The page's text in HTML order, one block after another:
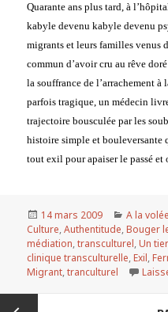
Quarante ans plus tard, à
kabyle devenu kabyle devenu
migrants et leurs familles venus
commun d’avoir cru au rêve
la souffrance de l’arrachement
parfois tragique, un médecin
trajectoire bousculée par les
histoire simple et bouleversante
tout exil pour apaiser le passé et
Publié
le
14 mars 2009 A la volée
Culture,Authentitude,Bouger
médiation,transculturel,Un
clinique transculturelle,Exil,
Migrant,tranculturel
Navigation